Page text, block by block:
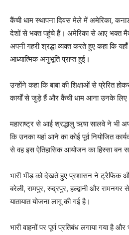
कैंची धाम स्थापना दिवस मेले में अमेरिका,
देशों से भक्त पहुंचे हैं। अमेरिका से आए भक्त
अपनी गहरी श्रद्धा व्यक्त करते हुए कहा कि
आध्यात्मिक अनुभूति प्राप्त हुई।
उन्होंने कहा कि बाबा की शिक्षाओं से प्रेरित
कार्यों से जुड़े हैं और कैंची धाम आना उनके लिए
महाराष्ट्र से आई श्रद्धालु ऋषा सालवे ने भी
कि उनका यहां आने का कोई पूर्व नियोजित
से वह इस ऐतिहासिक आयोजन का हिस्सा बन
भारी भीड़ को देखते हुए प्रशासन ने ट्रैफिक
बरेली, रामपुर, रुद्रपुर, हल्द्वानी और रामनगर
यातायात योजना लागू की गई है।
भारी वाहनों पर पूर्ण प्रतिबंध लगाया गया है